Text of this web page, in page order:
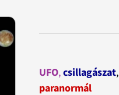
UFO,csillagászat,
paranormál